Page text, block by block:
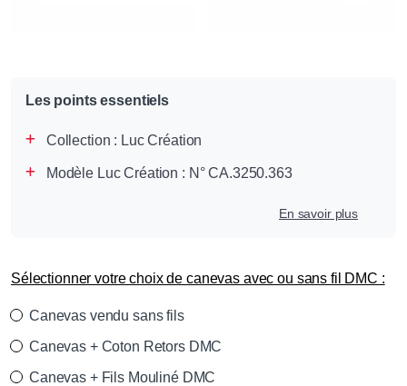
Les points essentiels
Collection : Luc Création
Modèle Luc Création : N° CA.3250.363
En savoir plus
Sélectionner votre choix de canevas avec ou sans fil DMC :
Canevas vendu sans fils
Canevas + Coton Retors DMC
Canevas + Fils Mouliné DMC